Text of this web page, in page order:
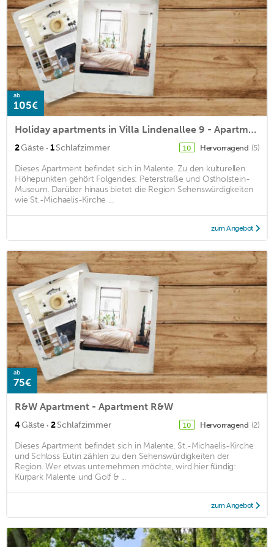
ab
105€
Holiday apartments in Villa Lindenallee 9 - Apartment Margarete
2Gäste · 1Schlafzimmer 10 Hervorragend (5)
Dieses Apartment befindet sich in Malente. Zu den kulturellen
Höhepunkten gehört Folgendes: Peterstraße und Ostholstein-
Museum. Darüber hinaus bietet die Region Sehenswürdigkeiten
wie St.-Michaelis-Kirche ...
zum Angebot
ab
75€
R&W Apartment - Apartment R&W
4Gäste · 2Schlafzimmer 10 Hervorragend (2)
Dieses Apartment befindet sich in Malente. St.-Michaelis-Kirche
und Schloss Eutin zählen zu den Sehenswürdigkeiten der
Region. Wer etwas unternehmen möchte, wird hier fündig:
Kurpark Malente und Golf & ...
zum Angebot